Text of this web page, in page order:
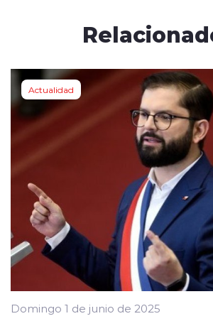
Actualidad
Domingo 1 de junio de 2025